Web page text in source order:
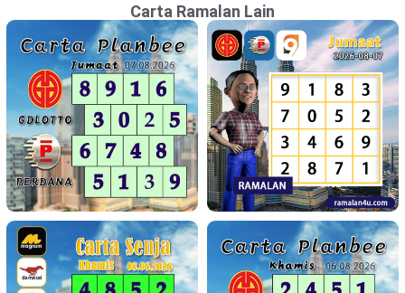
Carta Ramalan Lain